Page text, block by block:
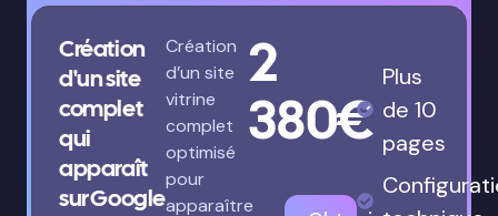
Création
d'un site
complet
qui
apparaît
sur Google
Création
d’un site
vitrine
complet
optimisé
pour
apparaître
2
380€
Plus
de 10
pages